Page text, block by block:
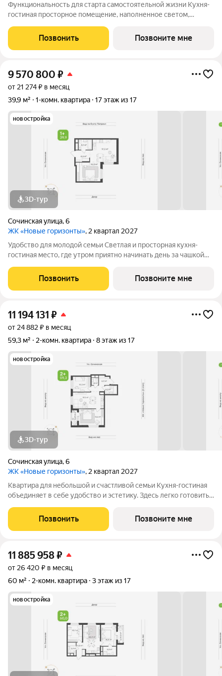
Функциональность для старта самостоятельной жизни Кухня-
гостиная просторное помещение, наполненное светом,
Выход на лоджию позволяет начать день со свежего воздуха и
созерцания окружающего мира
Позвонить Позвоните мне
9 570 800 ₽
от 21 274 ₽ в месяц
39,9 м²
1-комн. квартира 17 этаж из 17
новостройка
3D-тур
Сочинская улица,6
ЖК «Новые горизонты», 2 квартал 2027
Удобство для молодой семьи Светлая и просторная кухня-
гостиная место, где утром приятно начинать день за чашкой
создаёт ощущение свободы, а зона готовки продумана так,
чтобы всё было под
Позвонить Позвоните мне
11 194 131 ₽
от 24 882 ₽ в месяц
59,3 м²
2-комн. квартира 8 этаж из 17
новостройка
3D-тур
Сочинская улица,6
ЖК «Новые горизонты», 2 квартал 2027
Квартира для небольшой и счастливой семьи Кухня-гостиная
объединяет в себе удобство и эстетику. Здесь легко готовить,
обстановке. Большая площадь даёт возможность зонировать
пространство и
Позвонить Позвоните мне
11 885 958₽
от 26 420 ₽ в месяц
60 м²
2-комн. квартира 3 этаж из 17
новостройка